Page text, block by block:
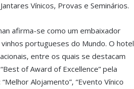
Vínicos, Provas e Seminários.
afirma-se como um embaixador
portugueses do Mundo. O hotel
entre os quais se destacam
of Award of Excellence” pela
Alojamento”, “Evento Vínico